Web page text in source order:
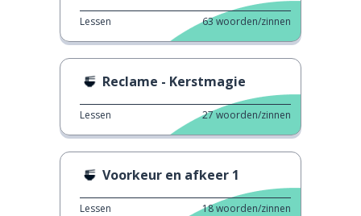
Lessen 63woorden/zinnen
Reclame - Kerstmagie
Lessen 27woorden/zinnen
Voorkeur en afkeer 1
Lessen 18woorden/zinnen